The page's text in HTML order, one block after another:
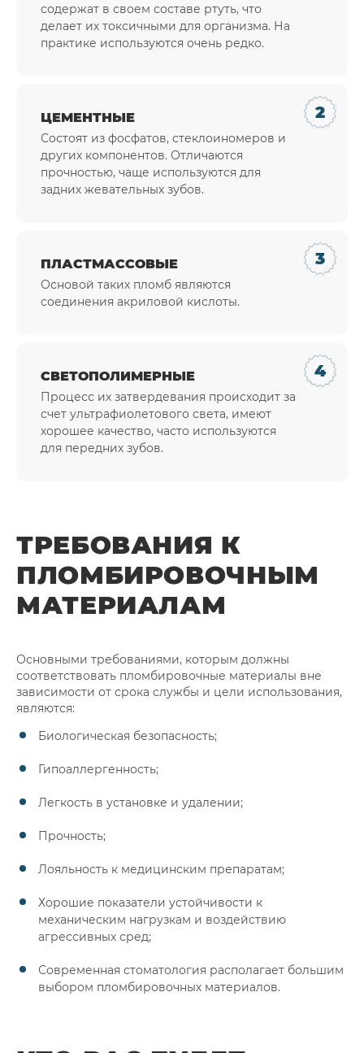
содержат в своем составе ртуть, что
делает их токсичными для организма. На
практике используются очень редко.
ЦЕМЕНТНЫЕ
Состоят из фосфатов, стеклоиномеров и
других компонентов. Отличаются
прочностью, чаще используются для
задних жевательных зубов.
ПЛАСТМАССОВЫЕ
Основой таких пломб являются
соединения акриловой кислоты.
СВЕТОПОЛИМЕРНЫЕ
Процесс их затвердевания происходит за
счет ультрафиолетового света, имеют
хорошее качество, часто используются
для передних зубов.
ТРЕБОВАНИЯ К
ПЛОМБИРОВОЧНЫМ
МАТЕРИАЛАМ
Основными требованиями, которым должны
соответствовать пломбировочные материалы вне
зависимости от срока службы и цели использования,
являются:
Биологическая безопасность;
Гипоаллергенность;
Легкость в установке и удалении;
Прочность;
Лояльность к медицинским препаратам;
Хорошие показатели устойчивости к
механическим нагрузкам и воздействию
агрессивных сред;
Современная стоматология располагает большим
выбором пломбировочных материалов.